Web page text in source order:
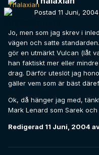
Postad 11 Juni, 2004
Jo, men som jag skrev i
vägen och satte
gör en utmärkt Vulcan (låt
han faktiskt mer eller
drag. Därför uteslöt jag
gäller vem som är bäst
Ok, då hänger jag med,
Mark Lenard som Sarek
Redigerad 11 Juni, 2004